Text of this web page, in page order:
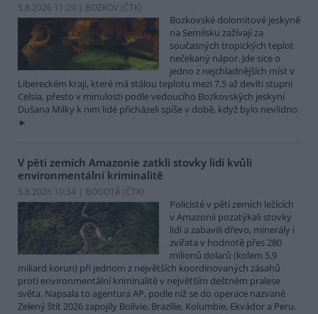
5.8.2026 11:20 | BOZKOV (ČTK)
Bozkovské dolomitové jeskyně
na Semilsku zažívají za
současných tropických teplot
nečekaný nápor. Jde sice o
jedno z nejchladnějších míst v
Libereckém kraji, které má stálou teplotu mezi 7,5 až devíti stupni
Celsia, přesto v minulosti podle vedoucího Bozkovských jeskyní
Dušana Milky k nim lidé přicházeli spíše v době, když bylo nevlídno.
V pěti zemích Amazonie zatkli stovky lidí kvůli
environmentální kriminalitě
5.8.2026 10:34 | BOGOTÁ (ČTK)
Policisté v pěti zemích ležících
v Amazonii pozatýkali stovky
lidí a zabavili dřevo, minerály i
zvířata v hodnotě přes 280
milionů dolarů (kolem 5,9
miliard korun) při jednom z největších koordinovaných zásahů
proti environmentální kriminalitě v největším deštném pralese
světa. Napsala to agentura AP, podle níž se do operace nazvané
Zelený štít 2026 zapojily Bolívie, Brazílie, Kolumbie, Ekvádor a Peru.